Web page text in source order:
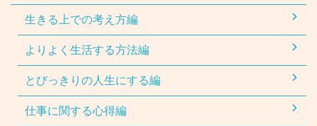
生きる上での考え方編
よりよく生活する方法編
とびっきりの人生にする編
仕事に関する心得編